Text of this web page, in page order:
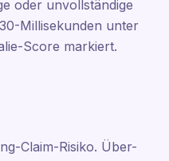
oder unvollständige
Millisekunden unter
Score markiert.
Claim-Risiko. Über-